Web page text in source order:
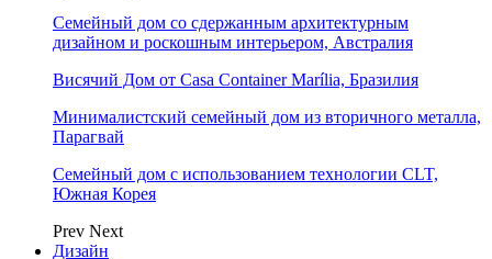
Семейный дом со сдержанным архитектурным
дизайном и роскошным интерьером, Австралия
Висячий Дом от Casa Container Marília, Бразилия
Минималистский семейный дом из вторичного металла,
Парагвай
Семейный дом с использованием технологии CLT,
Южная Корея
Prev Next
Дизайн